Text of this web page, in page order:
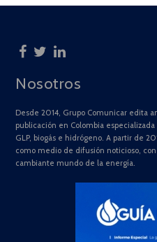
Nosotros
Desde 2014, Grupo Comunicar edita
publicación en Colombia
GLP, biogás e hidrógeno. A partir de
como medio de difusión noticioso,
cambiante mundo de la energía.